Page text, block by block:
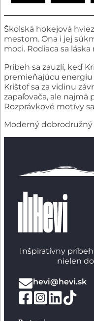
Školská hokejová
mestom. Ona i jej
moci. Rodiaca sa
Príbeh sa zauzlí, keď
premieňajúcu energiu
Krištof sa za vidinu
zapaľovača, ale najmä
Rozprávkové motívy
Moderný
Inšpiratívny
nielen
hevi@hevi.sk